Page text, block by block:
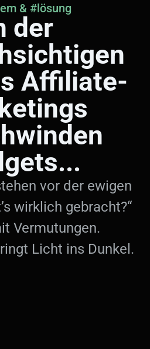
& #lösung
der
Affiliate-
vor der ewigen
wirklich gebracht?“
Vermutungen.
Licht ins Dunkel.